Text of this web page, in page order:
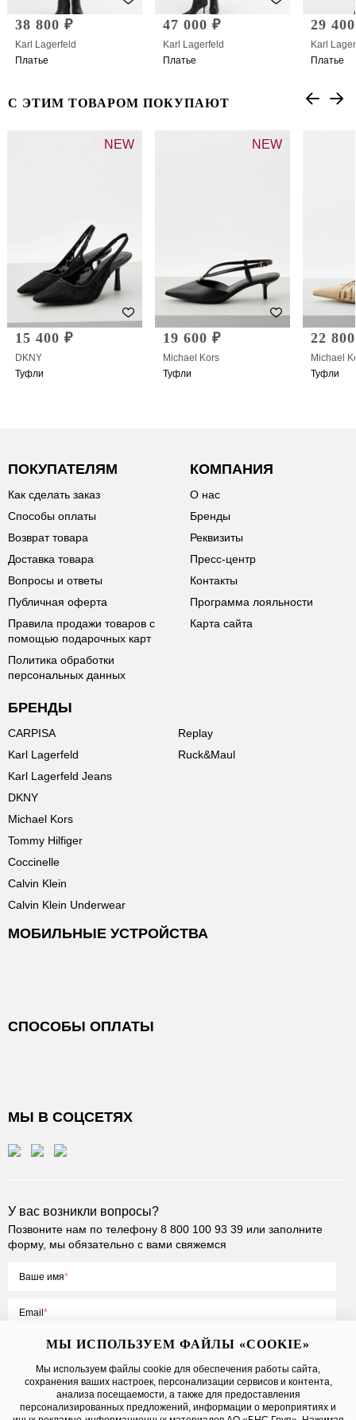
38 800 ₽
Karl Lagerfeld
Платье
47 000 ₽
Karl Lagerfeld
Платье
29
Karl
Платье
С ЭТИМ ТОВАРОМ ПОКУПАЮТ
NEW
15 400 ₽
DKNY
Туфли
NEW
19 600 ₽
Michael Kors
Туфли
22
Michael
Туфли
ПОКУПАТЕЛЯМ
Как сделать заказ
Способы оплаты
Возврат товара
Доставка товара
Вопросы и ответы
Публичная оферта
Правила продажи товаров с
помощью подарочных карт
Политика обработки
персональных данных
КОМПАНИЯ
О нас
Бренды
Реквизиты
Пресс-центр
Контакты
Программа лояльности
Карта сайта
БРЕНДЫ
CARPISA
Karl Lagerfeld
Karl Lagerfeld Jeans
DKNY
Michael Kors
Tommy Hilfiger
Coccinelle
Calvin Klein
Calvin Klein Underwear
Replay
Ruck&Maul
МОБИЛЬНЫЕ УСТРОЙСТВА
СПОСОБЫ ОПЛАТЫ
МЫ В СОЦСЕТЯХ
У вас возникли вопросы?
Позвоните нам по телефону 8 800 100 93 39 или заполните
форму, мы обязательно с вами свяжемся
Ваше имя
Email
Нажимая на кнопку «Отправить», вы принимаете условияПубличной
оферты, даетесогласие на обработку персональных данных
МЫ ИСПОЛЬЗУЕМ ФАЙЛЫ «COOKIE»
Мы используем файлы cookie для обеспечения работы сайта,
сохранения ваших настроек, персонализации сервисов и контента,
анализа посещаемости, а также для предоставления
персонализированных предложений, информации о мероприятиях и